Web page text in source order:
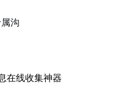
沟
在线收集神器